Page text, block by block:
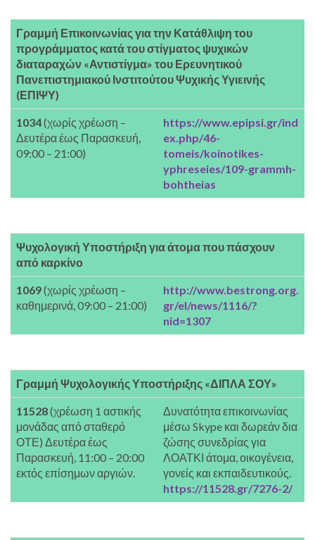
Γραμμή Επικοινωνίας για την Κατάθλιψη του
προγράμματος κατά του στίγματος ψυχικών
διαταραχών «Αντιστίγμα» του Ερευνητικού
Πανεπιστημιακού Ινστιτούτου Ψυχικής Υγιεινής
(ΕΠΙΨΥ)
1034(χωρίς χρέωση –
Δευτέρα έως Παρασκευή,
09:00 – 21:00)
https://www.epipsi.gr/ind
ex.php/46-
tomeis/koinotikes-
yphreseies/109-grammh-
bohtheias
Ψυχολογική Υποστήριξη για άτομα που πάσχουν
από καρκίνο
1069(χωρίς χρέωση –
καθημερινά, 09:00 – 21:00)
http://www.bestrong.org.
gr/el/news/1116/?
nid=1307
Γραμμή Ψυχολογικής Υποστήριξης «ΔΙΠΛΑ ΣΟΥ»
11528(χρέωση 1 αστικής
μονάδας από σταθερό
ΟΤΕ) Δευτέρα έως
Παρασκευή, 11:00 – 20:00
εκτός επίσημων αργιών.
Δυνατότητα επικοινωνίας
μέσω Skype και δωρεάν δια
ζώσης συνεδρίας για
ΛΟΑΤΚΙ άτομα, οικογένεια,
γονείς και εκπαιδευτικούς.
https://11528.gr/7276-2/